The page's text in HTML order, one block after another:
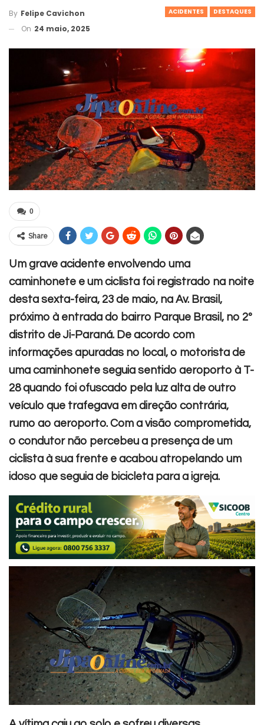
ACIDENTES DESTAQUES
By Felipe Cavichon
On 24 maio, 2025
0
Share
Um grave acidente envolvendo uma
caminhonete e um ciclista foi registrado na noite
desta sexta-feira, 23 de maio, na Av. Brasil,
próximo à entrada do bairro Parque Brasil, no 2º
distrito de Ji-Paraná. De acordo com
informações apuradas no local, o motorista de
uma caminhonete seguia sentido aeroporto à T-
28 quando foi ofuscado pela luz alta de outro
veículo que trafegava em direção contrária,
rumo ao aeroporto. Com a visão comprometida,
o condutor não percebeu a presença de um
ciclista à sua frente e acabou atropelando um
idoso que seguia de bicicleta para a igreja.